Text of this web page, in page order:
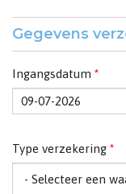
Gegevens
Ingangsdatum *
Datum
Type verzekering *